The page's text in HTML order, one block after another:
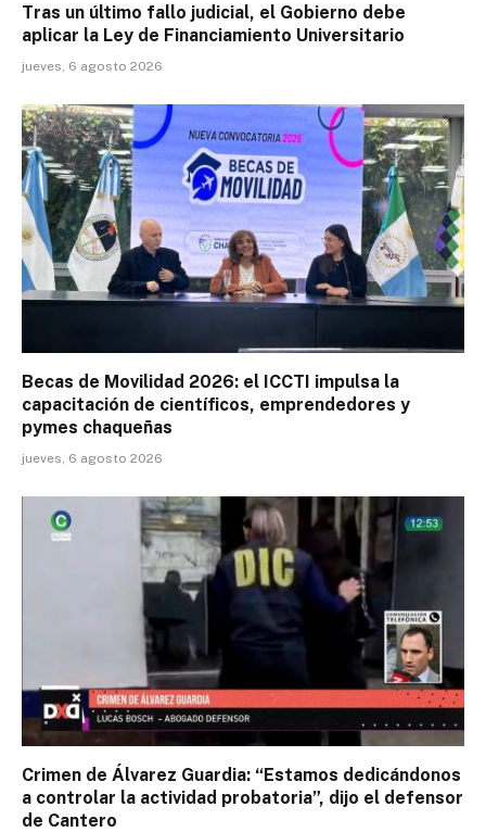
Tras un último fallo judicial, el Gobierno debe
aplicar la Ley de Financiamiento Universitario
jueves, 6 agosto 2026
Becas de Movilidad 2026: el ICCTI impulsa la
capacitación de científicos, emprendedores y
pymes chaqueñas
jueves, 6 agosto 2026
Crimen de Álvarez Guardia: “Estamos dedicándonos
a controlar la actividad probatoria”, dijo el defensor
de Cantero